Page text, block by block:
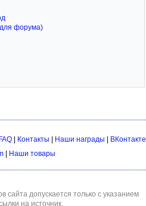
форума)
| Контакты | Наши награды | ВКонтакте
| Наши товары
сайта допускается только с указанием
на источник.